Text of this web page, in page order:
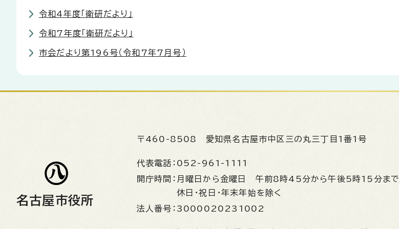
令和4年度「衛研だより」
令和7年度「衛研だより」
市会だより第196号（令和7年7月号）
名古屋市役所
〒460-8508 愛知県名古屋市中区三の丸三丁目1番1号
代表電話： 052-961-1111
開庁時間： 月曜日から金曜日 午前8時45分から午後5時15分まで
休日・祝日・年末年始を除く
法人番号： 3000020231002